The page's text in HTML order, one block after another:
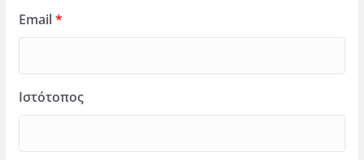
Email*
Ιστότοπος